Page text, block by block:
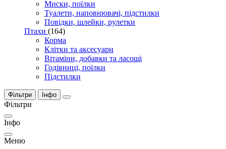
Миски, поїлки
Туалети, наповнювачі, підстилки
Повідки, шлейки, рулетки
Птахи (164)
Корма
Клітки та аксесуари
Вітаміни, добавки та ласощі
Годівниці, поїлки
Підстилки
Фільтри Інфо
Фільтри
Інфо
Меню